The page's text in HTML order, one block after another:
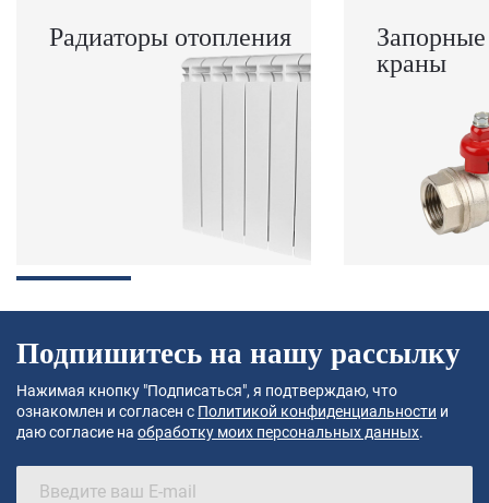
Радиаторы отопления
краны
Подпишитесь на нашу рассылку
Нажимая кнопку "Подписаться", я подтверждаю, что
ознакомлен и согласен с Политикой конфиденциальности и
даю согласие на обработку моих персональных данных.